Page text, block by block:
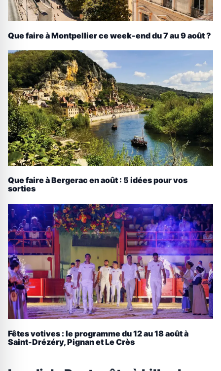
Que faire à Montpellier ce week-end du 7 au 9 août ?
Que faire à Bergerac en août : 5 idées pour vos
sorties
Fêtes votives : le programme du 12 au 18 août à
Saint-Drézéry, Pignan et Le Crès